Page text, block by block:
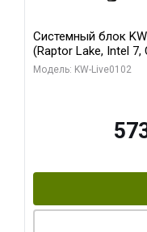
Системный блок
(Raptor Lake, Intel
модуля)/ Afox
Модель: KW-Live0102